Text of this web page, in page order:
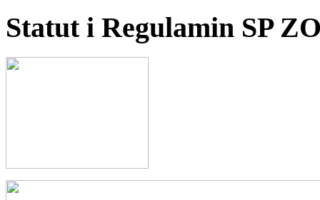
Statut i Regulamin SP